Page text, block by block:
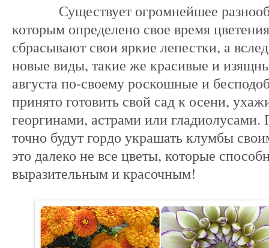
Существует огромнейшее
которым определено свое время
сбрасывают свои яркие лепестки, а
новые виды, такие же красивые и
августа по-своему роскошные и
принято готовить свой сад к осени,
георгинами, астрами или
точно будут гордо украшать клумбы
это далеко не все цветы, которые
выразительным и красочным!